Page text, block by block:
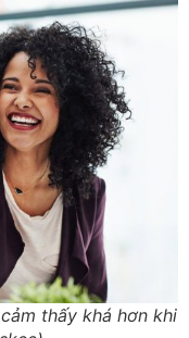
thấy khá hơn khi